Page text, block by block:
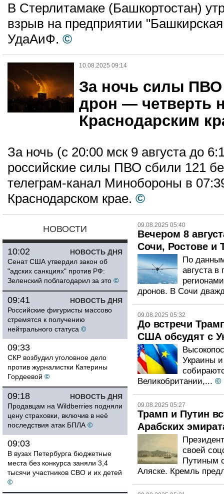
В Стерлитамаке (Башкортостан)
взрыв на предприятии
УдаАиФ. ©
10.08.2025 09:14
За ночь силы ПВО
дрон — четверть
Краснодарским
За ночь (с 20:00 мск 9 августа до
российские силы ПВО сбили 121
телеграм-канал Минобороны в
Краснодарском крае. ©
НОВОСТИ
НОВОСТЬ ДНЯ
10:02
Сенат США утвердил закон об
"адских санкциях" против РФ:
Зеленский поблагодарил за это ©
НОВОСТЬ ДНЯ
09:41
Российские фигуристы массово
стремятся к получению
нейтрального статуса ©
09:33
СКР возбудил уголовное дело
против журналистки Катерины
Гордеевой ©
НОВОСТЬ ДНЯ
09:18
Продавцам на Wildberries подняли
цену страховки, включив в неё
последствия атак БПЛА ©
09:03
В вузах Петербурга бюджетные
места без конкурса заняли 3,4
тысячи участников СВО и их детей
©
09.08.2025 05:40
Вечером 8
Сочи, Ростове и
По
августа в
дронов. В Сочи
09.08.2025 05:32
До встречи
США обсудят с
Украины и
Великобритании,... ©
09.08.2025 05:27
Трамп и Путин
Арабских
своей
Путиным
Аляске. Кремль